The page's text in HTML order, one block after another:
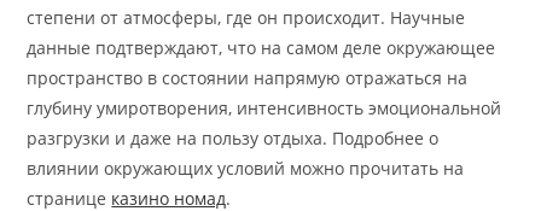
степени от атмосферы, где он происходит. Научные
данные подтверждают, что на самом деле окружающее
пространство в состоянии напрямую отражаться на
глубину умиротворения, интенсивность эмоциональной
разгрузки и даже на пользу отдыха. Подробнее о
влиянии окружающих условий можно прочитать на
странице казино номад.